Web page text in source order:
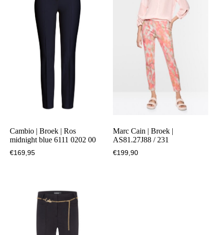
Cambio | Broek | Ros
midnight blue 6111 0202 00
€169,95
Marc Cain | Broek |
AS81.27J88 / 231
€199,90